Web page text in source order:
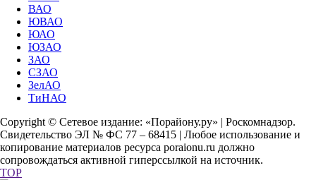
ВАО
ЮВАО
ЮАО
ЮЗАО
ЗАО
СЗАО
ЗелАО
ТиНАО
Copyright © Сетевое издание: «Порайону.ру» | Роскомнадзор.
Свидетельство ЭЛ № ФС 77 – 68415 | Любое использование и
копирование материалов ресурса poraionu.ru должно
сопровождаться активной гиперссылкой на источник.
TOP